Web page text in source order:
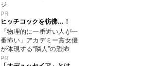
ジ
PR
ヒッチコックを彷彿…！
「物理的に一番近い人が一
番怖い」アカデミー賞女優
が体現する“隣人”の恐怖
PR